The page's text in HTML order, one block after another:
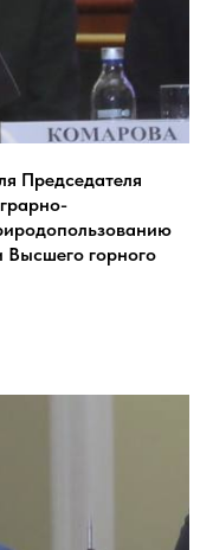
Председателя
горного